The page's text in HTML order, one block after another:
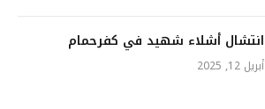
انتشال أشلاء شهيد في كفرحمام
أبريل 12, 2025